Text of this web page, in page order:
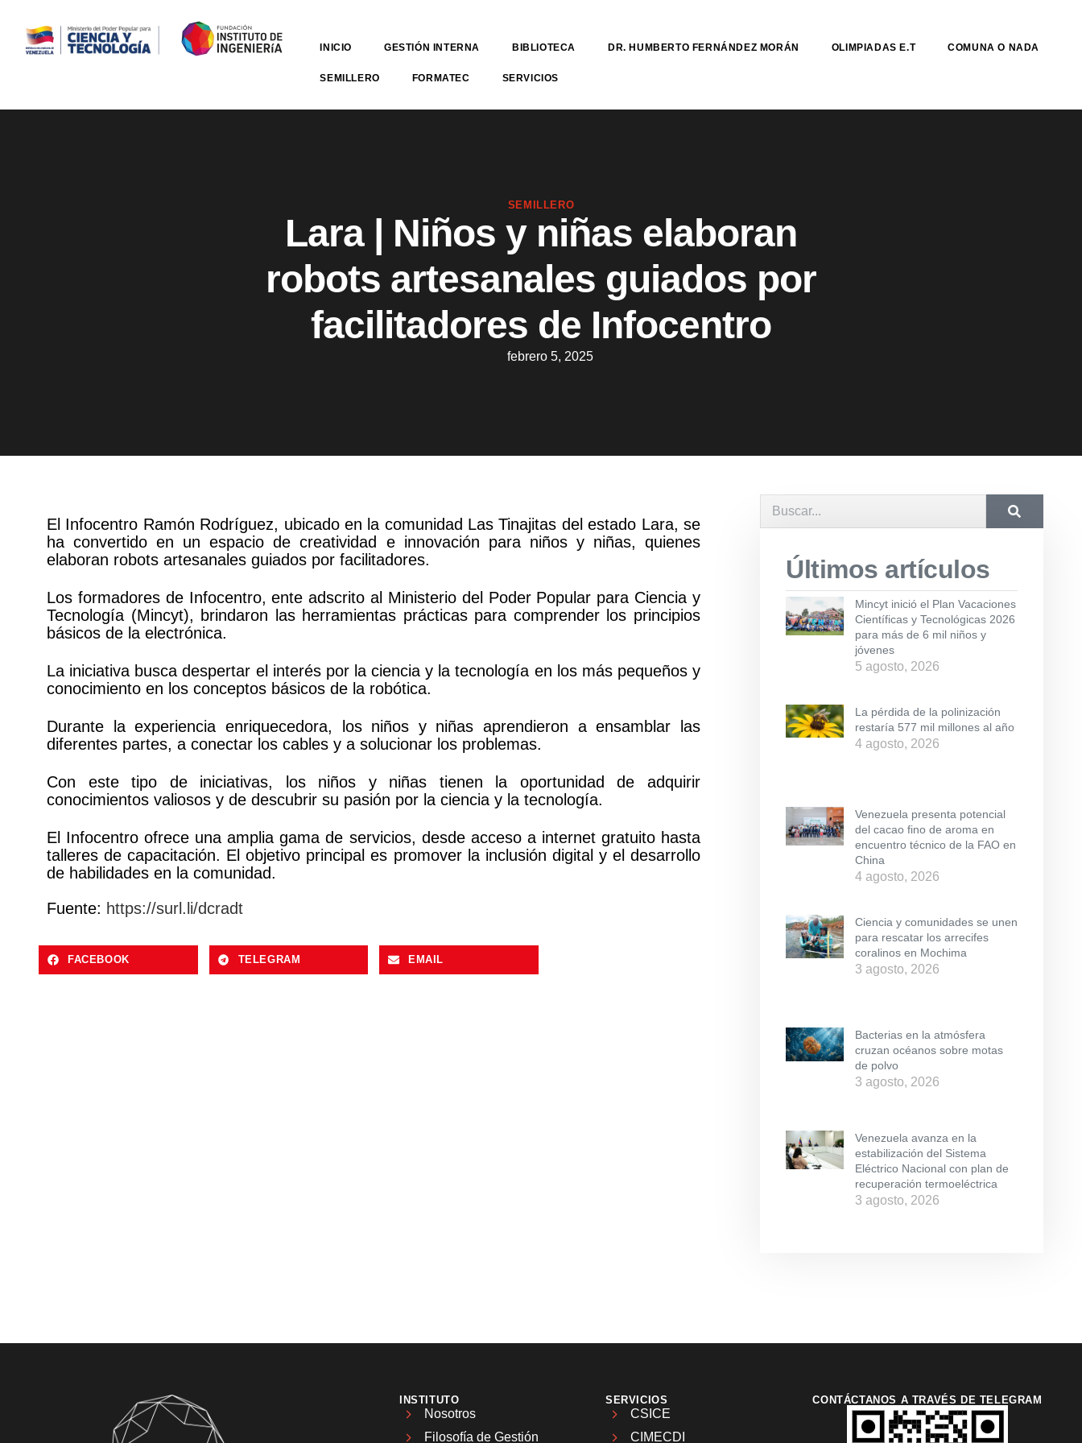
INICIO GESTIÓN INTERNA BIBLIOTECA DR. HUMBERTO FERNÁNDEZ MORÁN OLIMPIADAS E.T COMUNA O NADA
SEMILLERO FORMATEC SERVICIOS
SEMILLERO
Lara | Niños y niñas elaboran
robots artesanales guiados por
facilitadores de Infocentro
febrero 5, 2025
El Infocentro Ramón Rodríguez, ubicado en la comunidad Las Tinajitas del estado Lara, se
ha convertido en un espacio de creatividad e innovación para niños y niñas, quienes
elaboran robots artesanales guiados por facilitadores.
Los formadores de Infocentro, ente adscrito al Ministerio del Poder Popular para Ciencia y
Tecnología (Mincyt), brindaron las herramientas prácticas para comprender los principios
básicos de la electrónica.
La iniciativa busca despertar el interés por la ciencia y la tecnología en los más pequeños y
conocimiento en los conceptos básicos de la robótica.
Durante la experiencia enriquecedora, los niños y niñas aprendieron a ensamblar las
diferentes partes, a conectar los cables y a solucionar los problemas.
Con este tipo de iniciativas, los niños y niñas tienen la oportunidad de adquirir
conocimientos valiosos y de descubrir su pasión por la ciencia y la tecnología.
El Infocentro ofrece una amplia gama de servicios, desde acceso a internet gratuito hasta
talleres de capacitación. El objetivo principal es promover la inclusión digital y el desarrollo
de habilidades en la comunidad.
Fuente: https://surl.li/dcradt
FACEBOOK TELEGRAM EMAIL
Últimos artículos
Mincyt inició el Plan Vacaciones
Científicas y Tecnológicas 2026
para más de 6 mil niños y
jóvenes
5 agosto, 2026
La pérdida de la polinización
restaría 577 mil millones al año
4 agosto, 2026
Venezuela presenta potencial
del cacao fino de aroma en
encuentro técnico de la FAO en
China
4 agosto, 2026
Ciencia y comunidades se unen
para rescatar los arrecifes
coralinos en Mochima
3 agosto, 2026
Bacterias en la atmósfera
cruzan océanos sobre motas
de polvo
3 agosto, 2026
Venezuela avanza en la
estabilización del Sistema
Eléctrico Nacional con plan de
recuperación termoeléctrica
3 agosto, 2026
INSTITUTO
Nosotros
Filosofía de Gestión
SERVICIOS
CSICE
CIMECDI
CONTÁCTANOS A TRAVÉS DE TELEGRAM